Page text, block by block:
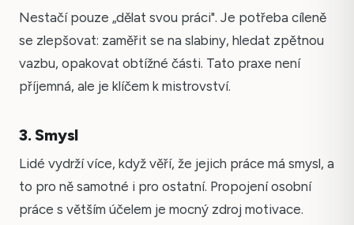
Nestačí pouze „dělat svou práci". Je potřeba cíleně
se zlepšovat: zaměřit se na slabiny, hledat zpětnou
vazbu, opakovat obtížné části. Tato praxe není
příjemná, ale je klíčem k mistrovství.
3. Smysl
Lidé vydrží více, když věří, že jejich práce má smysl, a
to pro ně samotné i pro ostatní. Propojení osobní
práce s větším účelem je mocný zdroj motivace.